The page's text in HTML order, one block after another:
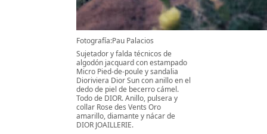
Fotografía:Pau Palacios
Sujetador y falda técnicos de
algodón jacquard con estampado
Micro Pied-de-poule y sandalia
Dioriviera Dior Sun con anillo en el
dedo de piel de becerro cámel.
Todo de DIOR. Anillo, pulsera y
collar Rose des Vents Oro
amarillo, diamante y nácar de
DIOR JOAILLERIE.